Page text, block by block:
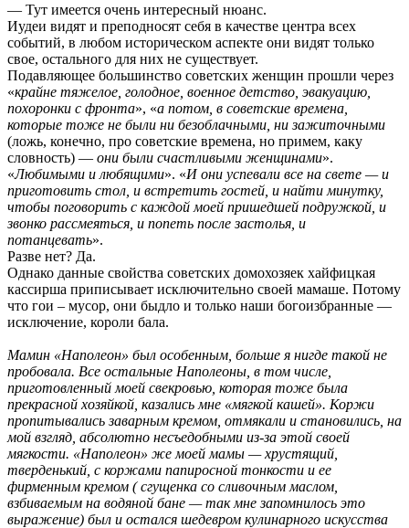
— Тут имеется очень интересный нюанс.
Иудеи видят и преподносят себя в качестве центра всех
событий, в любом историческом аспекте они видят только
свое, остального для них не существует.
Подавляющее большинство советских женщин прошли через
«крайне тяжелое, голодное, военное детство, эвакуацию,
похоронки с фронта», «а потом, в советские времена,
которые тоже не были ни безоблачными, ни зажиточными
(ложь, конечно, про советские времена, но примем, каку
словность) — они были счастливыми женщинами».
«Любимыми и любящими». «И они успевали все на свете — и
приготовить стол, и встретить гостей, и найти минутку,
чтобы поговорить с каждой моей пришедшей подружкой, и
звонко рассмеяться, и попеть после застолья, и
потанцевать».
Разве нет? Да.
Однако данные свойства советских домохозяек хайфицкая
кассирша приписывает исключительно своей мамаше. Потому
что гои – мусор, они быдло и только наши богоизбранные —
исключение, короли бала.
Мамин «Наполеон» был особенным, больше я нигде такой не
пробовала. Все остальные Наполеоны, в том числе,
приготовленный моей свекровью, которая тоже была
прекрасной хозяйкой, казались мне «мягкой кашей». Коржи
пропитывались заварным кремом, отмякали и становились, на
мой взгляд, абсолютно несъедобными из-за этой своей
мягкости. «Наполеон» же моей мамы — хрустящий,
тверденький, с коржами папиросной тонкости и ее
фирменным кремом ( сгущенка со сливочным маслом,
взбиваемым на водяной бане — так мне запомнилось это
выражение) был и остался шедевром кулинарного искусства